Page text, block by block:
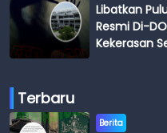
Libatkan
Resmi Di-
Kekerasan
Terbaru
Berita